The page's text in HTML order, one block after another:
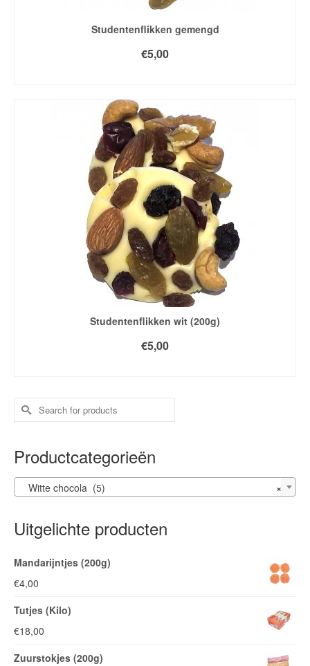
Studentenflikken gemengd
€5,00
Studentenflikken wit (200g)
€5,00
Search
for:
Productcategorieën
×
Witte chocola (5)
Uitgelichte producten
Mandarijntjes (200g)
€4,00
Tutjes (Kilo)
€18,00
Zuurstokjes (200g)